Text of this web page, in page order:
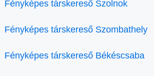
Fényképes társkereső Szolnok
Fényképes társkereső Szombathely
Fényképes társkereső Békéscsaba